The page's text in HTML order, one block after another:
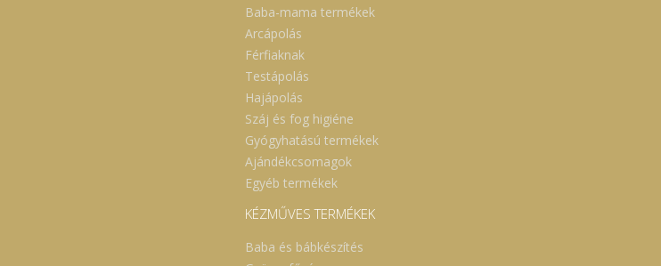
Baba-mama termékek
Arcápolás
Férfiaknak
Testápolás
Hajápolás
Száj és fog higiéne
Gyógyhatású termékek
Ajándékcsomagok
Egyéb termékek
KÉZMŰVES TERMÉKEK
Baba és bábkészítés